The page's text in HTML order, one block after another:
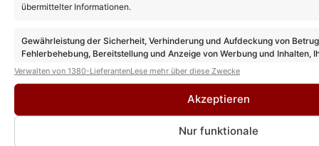
übermittelter Informationen.
Gewährleistung der Sicherheit, Verhinderung und Aufdeckung von
Fehlerbehebung, Bereitstellung und Anzeige von Werbung und Inhalten,
Entscheidungen zum Datenschutz speichern und übermitteln.
Verwalten von 1380-LieferantenLese mehr über diese Zwecke
Akzeptieren
Nur funktionale
Das könnte Euch auch interessieren:
vom „Schlager-Spaß mit Andy Borg“: Mit